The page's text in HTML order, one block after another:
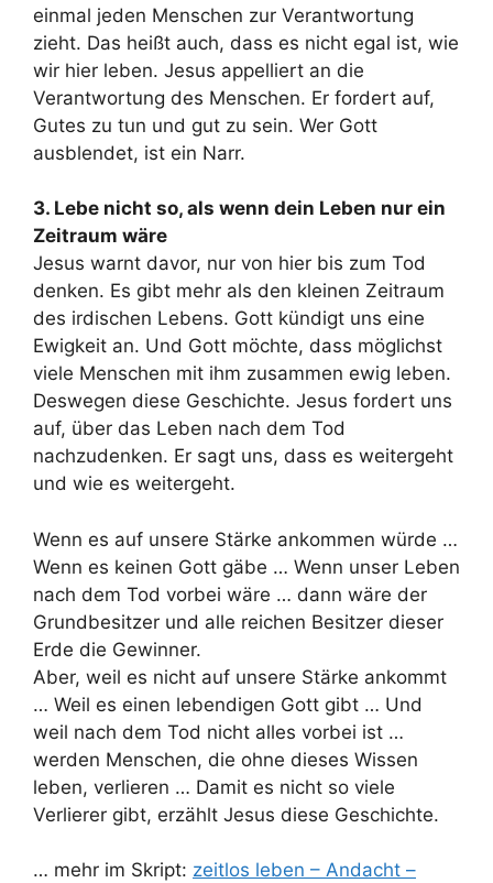
einmal jeden Menschen zur Verantwortung
zieht. Das heißt auch, dass es nicht egal ist, wie
wir hier leben. Jesus appelliert an die
Verantwortung des Menschen. Er fordert auf,
Gutes zu tun und gut zu sein. Wer Gott
ausblendet, ist ein Narr.
3. Lebe nicht so, als wenn dein Leben nur ein
Zeitraum wäre
Jesus warnt davor, nur von hier bis zum Tod
denken. Es gibt mehr als den kleinen Zeitraum
des irdischen Lebens. Gott kündigt uns eine
Ewigkeit an. Und Gott möchte, dass möglichst
viele Menschen mit ihm zusammen ewig leben.
Deswegen diese Geschichte. Jesus fordert uns
auf, über das Leben nach dem Tod
nachzudenken. Er sagt uns, dass es weitergeht
und wie es weitergeht.
Wenn es auf unsere Stärke ankommen würde …
Wenn es keinen Gott gäbe … Wenn unser Leben
nach dem Tod vorbei wäre … dann wäre der
Grundbesitzer und alle reichen Besitzer dieser
Erde die Gewinner.
Aber, weil es nicht auf unsere Stärke ankommt
… Weil es einen lebendigen Gott gibt … Und
weil nach dem Tod nicht alles vorbei ist …
werden Menschen, die ohne dieses Wissen
leben, verlieren … Damit es nicht so viele
Verlierer gibt, erzählt Jesus diese Geschichte.
… mehr im Skript: zeitlos leben – Andacht –